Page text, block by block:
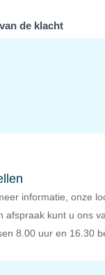
de klacht
informatie, onze
afspraak kunt u ons
8.00 uur en 16.30